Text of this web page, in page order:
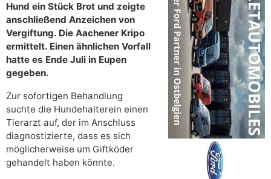
Hund ein Stück Brot und zeigte
anschließend Anzeichen von
Vergiftung. Die Aachener Kripo
ermittelt. Einen ähnlichen Vorfall
hatte es Ende Juli in Eupen
gegeben.
Zur sofortigen Behandlung
suchte die Hundehalterein einen
Tierarzt auf, der im Anschluss
diagnostizierte, dass es sich
möglicherweise um Giftköder
gehandelt haben könnte.